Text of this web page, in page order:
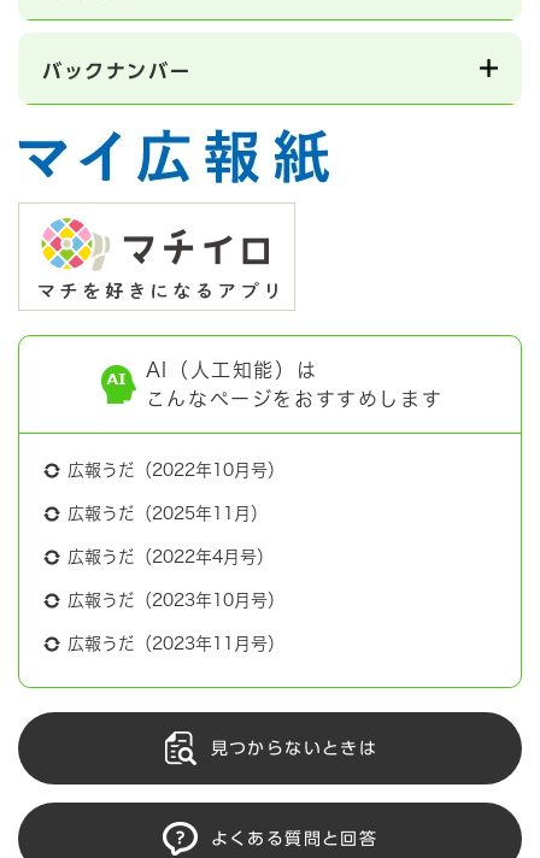
バックナンバー
AI（人工知能）は
こんなページをおすすめします
広報うだ（2022年10月号）
広報うだ（2025年11月）
広報うだ（2022年4月号）
広報うだ（2023年10月号）
広報うだ（2023年11月号）
見つからないときは
よくある質問と回答